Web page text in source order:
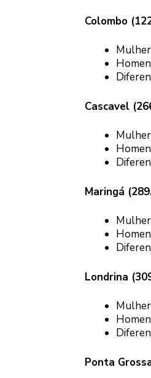
Colombo
Cascavel
Maringá
Londrina
Ponta